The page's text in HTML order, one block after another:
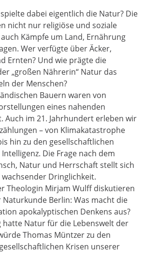
dabei eigentlich die Natur? Die
nicht nur religiöse und soziale
Kämpfe um Land, Ernährung
Wer verfügte über Äcker,
Ernten? Und wie prägte die
„großen Nährerin“ Natur das
der Menschen?
Bauern waren von
eines nahenden
Auch im 21. Jahrhundert erleben wir
– von Klimakatastrophe
hin zu den gesellschaftlichen
Die Frage nach dem
Natur und Herrschaft stellt sich
Dringlichkeit.
Theologin Mirjam Wulff diskutieren
Berlin: Was macht die
apokalyptischen Denkens aus?
hatte Natur für die Lebenswelt der
Thomas Müntzer zu den
Krisen unserer